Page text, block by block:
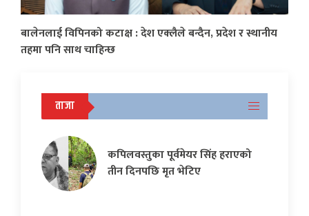
बालेनलाई विपिनको कटाक्ष : देश एक्लैले बन्दैन, प्रदेश र स्थानीय
तहमा पनि साथ चाहिन्छ
ताजा
कपिलवस्तुका पूर्वमेयर सिंह हराएको
तीन दिनपछि मृत भेटिए